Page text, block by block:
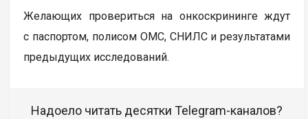
Желающих провериться на онкоскрининге ждут
с паспортом, полисом ОМС, СНИЛС и результатами
предыдущих исследований.
Надоело читать десятки Telegram-каналов?